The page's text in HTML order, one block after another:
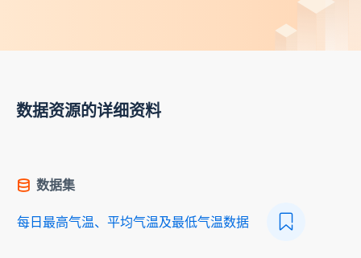
数据资源的详细资料
数据集
每日最高气温、平均气温及最低气温数据